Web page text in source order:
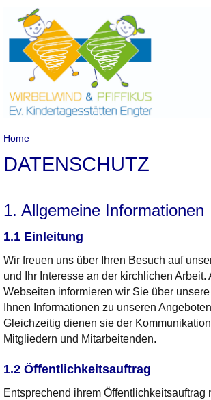
Home
DATENSCHUTZ
1. Allgemeine Informationen
1.1 Einleitung
Wir freuen uns über Ihren Besuch auf
und Ihr Interesse an der kirchlichen Arbeit.
Webseiten informieren wir Sie über
Ihnen Informationen zu unseren
Gleichzeitig dienen sie der
Mitgliedern und Mitarbeitenden.
1.2 Öffentlichkeitsauftrag
Entsprechend ihrem Öffentlichkeitsauftrag